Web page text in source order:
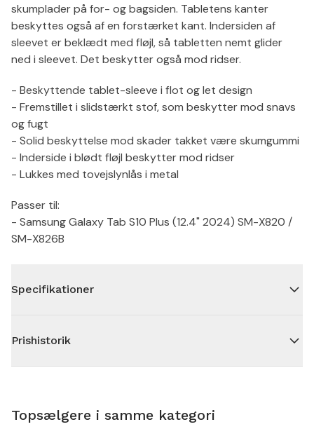
skumplader på for- og bagsiden. Tabletens kanter
beskyttes også af en forstærket kant. Indersiden af
sleevet er beklædt med fløjl, så tabletten nemt glider
ned i sleevet. Det beskytter også mod ridser.
- Beskyttende tablet-sleeve i flot og let design
- Fremstillet i slidstærkt stof, som beskytter mod snavs
og fugt
- Solid beskyttelse mod skader takket være skumgummi
- Inderside i blødt fløjl beskytter mod ridser
- Lukkes med tovejslynlås i metal
Passer til:
- Samsung Galaxy Tab S10 Plus (12.4" 2024) SM-X820 /
SM-X826B
Specifikationer
Prishistorik
Topsælgere i samme kategori